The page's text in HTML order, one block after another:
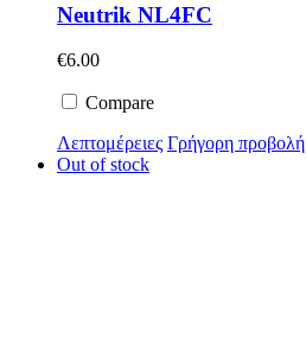
Neutrik NL4FC
€6.00
Compare
Λεπτομέρειες Γρήγορη προβολή
Out of stock